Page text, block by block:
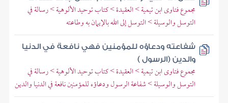
مجموع فتاوى ابن تيمية > العقيدة > كتاب توحيد الألوهية > رسالة في
التوسل والوسيلة > التوسل إلى الله بالإيمان به وطاعته
شفاعته ودعاؤه للمؤمنين فهي نافعة في الدنيا
والدين (الرسول )
مجموع فتاوى ابن تيمية > العقيدة > كتاب توحيد الألوهية > رسالة في
التوسل والوسيلة > شفاعة الرسول ودعاؤه للمؤمنين نافعة في الدنيا والدين